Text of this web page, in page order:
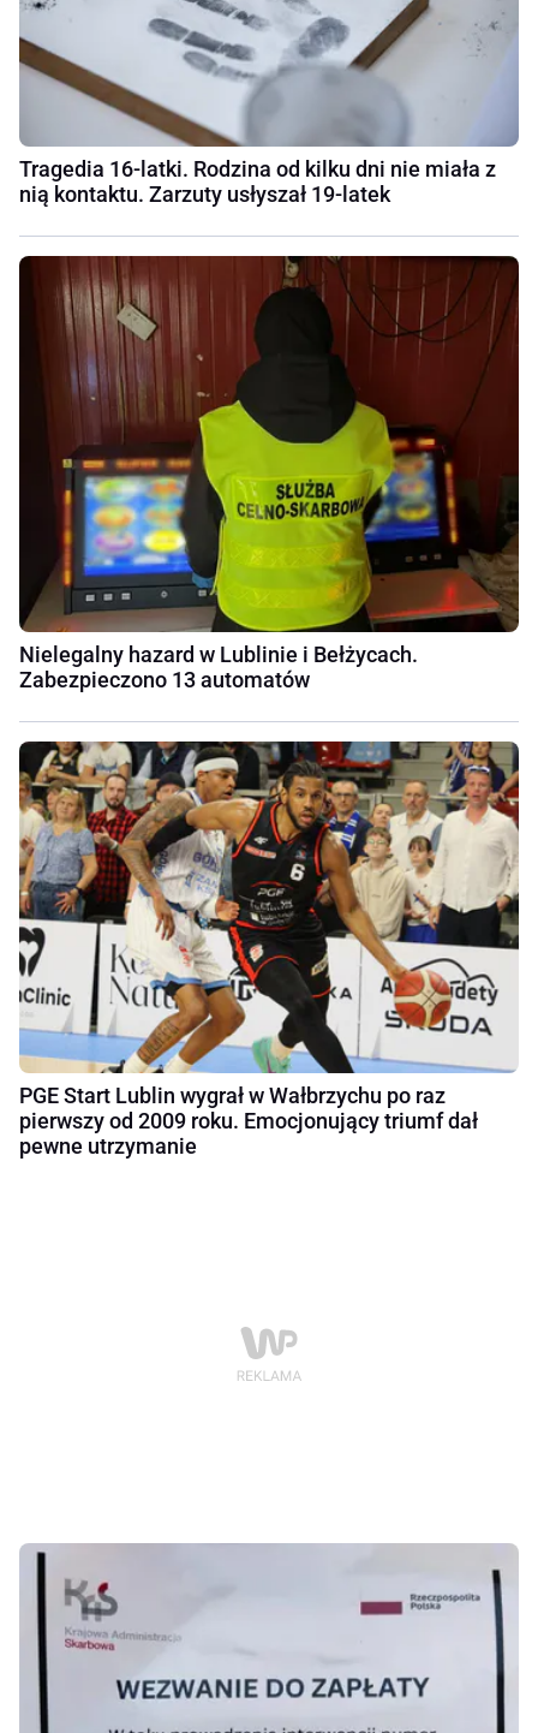
Tragedia 16-latki. Rodzina od kilku dni nie miała z
nią kontaktu. Zarzuty usłyszał 19-latek
Nielegalny hazard w Lublinie i Bełżycach.
Zabezpieczono 13 automatów
PGE Start Lublin wygrał w Wałbrzychu po raz
pierwszy od 2009 roku. Emocjonujący triumf dał
pewne utrzymanie